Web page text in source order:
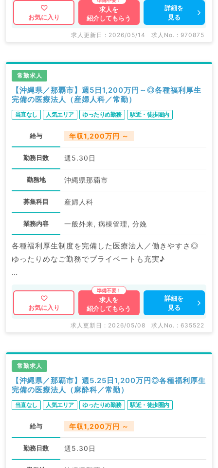
関求人はもちろんのこと、
掲載情報以外にも産業医等の企業系求人も多数扱ってい
お気に入り
求人を
紹介してもらう
詳細を
見る
求人更新日 : 2026/05/14 求人No. : 970875
常勤求人
【沖縄県／那覇市】週5日1,200万円～◎各種福利厚生
完備の医療法人（産婦人科／常勤）
当直なし 人気エリア ゆったりめ勤務 駅近・徒歩圏内
給与 年収1,200万円 ～
勤務日数 週5.30日
勤務地 沖縄県那覇市
募集科目 産婦人科
業務内容 一般外来, 病棟管理, 分娩
各種福利厚生制度を完備した医療法人／働きやすさ◎
ゆったりめなご勤務でプライベートも充実♪
マイナビDOCTORでは病院やクリニックなどの医療機
関求人はもちろんのこと、
掲載情報以外にも産業医等の企業系求人も多数扱ってい
お気に入り
求人を
紹介してもらう
詳細を
見る
求人更新日 : 2026/05/08 求人No. : 635522
常勤求人
【沖縄県／那覇市】週5.25日1,200万円◎各種福利厚生
完備の医療法人（麻酔科／常勤）
当直なし 人気エリア ゆったりめ勤務 駅近・徒歩圏内
給与 年収1,200万円 ～
勤務日数 週5.30日